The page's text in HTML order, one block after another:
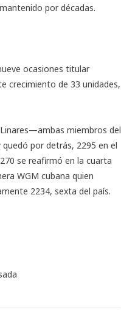
por décadas.
ocasiones titular
crecimiento de 33 unidades,
miembros del
por detrás, 2295 en el
se reafirmó en la cuarta
WGM cubana quien
2234, sexta del país.